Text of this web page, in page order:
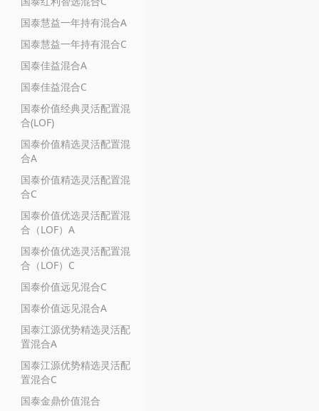
国泰慧益一年持有混合A
国泰慧益一年持有混合C
国泰佳益混合A
国泰佳益混合C
国泰价值经典灵活配置混
合(LOF)
国泰价值精选灵活配置混
合A
国泰价值精选灵活配置混
合C
国泰价值优选灵活配置混
合（LOF）A
国泰价值优选灵活配置混
合（LOF）C
国泰价值远见混合C
国泰价值远见混合A
国泰江源优势精选灵活配
置混合A
国泰江源优势精选灵活配
置混合C
国泰金鼎价值混合